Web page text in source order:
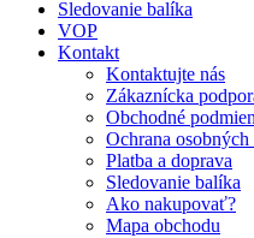
Sledovanie balíka
VOP
Kontakt
Kontaktujte nás
Zákaznícka
Obchodné
Ochrana
Platba a doprava
Sledovanie balíka
Ako nakupovať?
Mapa obchodu